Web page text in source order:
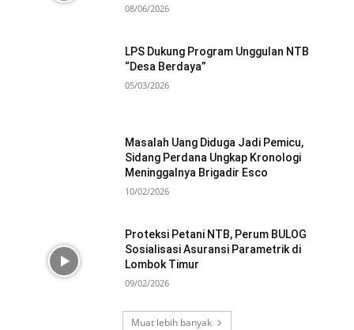
08/06/2026
LPS Dukung Program Unggulan NTB
“Desa Berdaya”
05/03/2026
Masalah Uang Diduga Jadi Pemicu,
Sidang Perdana Ungkap Kronologi
Meninggalnya Brigadir Esco
10/02/2026
Proteksi Petani NTB, Perum BULOG
Sosialisasi Asuransi Parametrik di
Lombok Timur
09/02/2026
Muat lebih banyak